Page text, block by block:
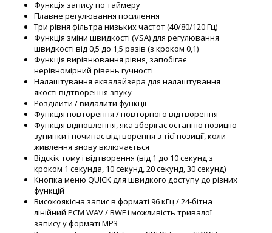
Функція запису по таймеру
Плавне регулювання посилення
Три рівня фільтра низьких частот (40/80/120 Гц)
Функція зміни швидкості (VSA) для регулювання
швидкості від 0,5 до 1,5 разів (з кроком 0,1)
Функція вирівнювання рівня, запобігає
нерівномірний рівень гучності
Налаштування еквалайзера для налаштування
якості відтворення звуку
Розділити / видалити функції
Функція повторення / повторного відтворення
Функція відновлення, яка зберігає останню позицію
зупинки і починає відтворення з тієї позиції, коли
живлення знову включається
Відскік тому і відтворення (від 1 до 10 секунд з
кроком 1 секунда, 10 секунд, 20 секунд, 30 секунд)
Кнопка меню QUICK для швидкого доступу до різних
функцій
Високоякісна запис в форматі 96 кГц / 24-бітна
лінійний PCM WAV / BWF і можливість тривалої
запису у форматі MP3